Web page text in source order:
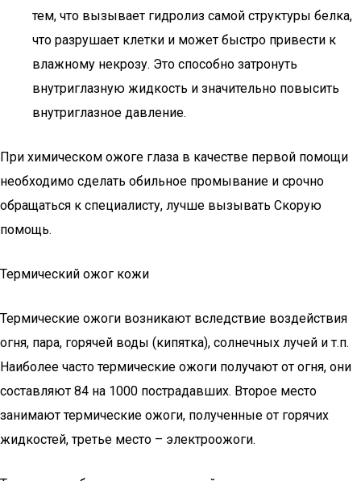
тем, что вызывает гидролиз самой структуры белка,
что разрушает клетки и может быстро привести к
влажному некрозу. Это способно затронуть
внутриглазную жидкость и значительно повысить
внутриглазное давление.
При химическом ожоге глаза в качестве первой помощи
необходимо сделать обильное промывание и срочно
обращаться к специалисту, лучше вызывать Скорую
помощь.
Термический ожог кожи
Термические ожоги возникают вследствие воздействия
огня, пара, горячей воды (кипятка), солнечных лучей и т.п.
Наиболее часто термические ожоги получают от огня, они
составляют 84 на 1000 пострадавших. Второе место
занимают термические ожоги, полученные от горячих
жидкостей, третье место – электроожоги.